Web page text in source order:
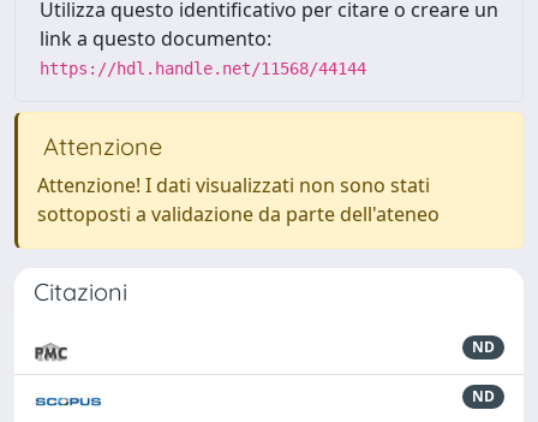
Utilizza questo identificativo per citare o creare un
link a questo documento:
https://hdl.handle.net/11568/44144
Attenzione
Attenzione! I dati visualizzati non sono stati
sottoposti a validazione da parte dell'ateneo
Citazioni
ND
ND